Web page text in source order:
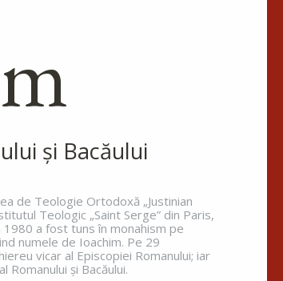
și Bacăului
de Teologie Ortodoxă „Justinian
Teologic „Saint Serge” din Paris,
a fost tuns în monahism pe
numele de Ioachim. Pe 29
vicar al Episcopiei Romanului; iar
și Bacăului.